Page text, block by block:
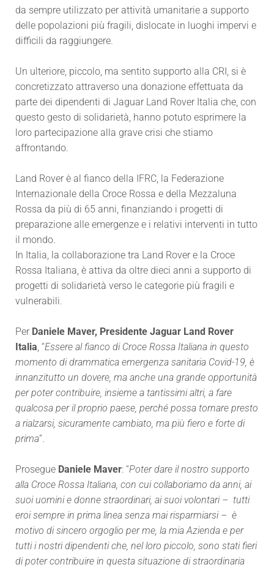
da sempre utilizzato per attività umanitarie a supporto
delle popolazioni più fragili, dislocate in luoghi impervi e
difficili da raggiungere.
Un ulteriore, piccolo, ma sentito supporto alla CRI, si è
concretizzato attraverso una donazione effettuata da
parte dei dipendenti di Jaguar Land Rover Italia che, con
questo gesto di solidarietà, hanno potuto esprimere la
loro partecipazione alla grave crisi che stiamo
affrontando.
Land Rover è al fianco della IFRC, la Federazione
Internazionale della Croce Rossa e della Mezzaluna
Rossa da più di 65 anni, finanziando i progetti di
preparazione alle emergenze e i relativi interventi in tutto
il mondo.
In Italia, la collaborazione tra Land Rover e la Croce
Rossa Italiana, è attiva da oltre dieci anni a supporto di
progetti di solidarietà verso le categorie più fragili e
vulnerabili.
Per Daniele Maver, Presidente Jaguar Land Rover
Italia, “Essere al fianco di Croce Rossa Italiana in questo
momento di drammatica emergenza sanitaria Covid-19, è
innanzitutto un dovere, ma anche una grande opportunità
per poter contribuire, insieme a tantissimi altri, a fare
qualcosa per il proprio paese, perché possa tornare presto
a rialzarsi, sicuramente cambiato, ma più fiero e forte di
prima”.
Prosegue Daniele Maver: “Poter dare il nostro supporto
alla Croce Rossa Italiana, con cui collaboriamo da anni, ai
suoi uomini e donne straordinari, ai suoi volontari – tutti
eroi sempre in prima linea senza mai risparmiarsi – è
motivo di sincero orgoglio per me, la mia Azienda e per
tutti i nostri dipendenti che, nel loro piccolo, sono stati fieri
di poter contribuire in questa situazione di straordinaria